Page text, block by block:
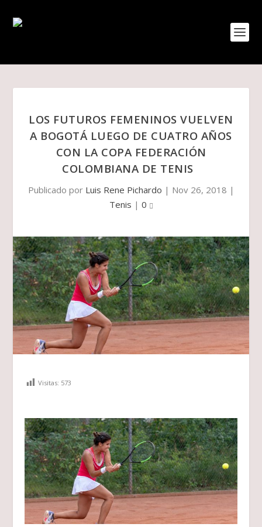
LOS FUTUROS FEMENINOS VUELVEN
A BOGOTÁ LUEGO DE CUATRO AÑOS
CON LA COPA FEDERACIÓN
COLOMBIANA DE TENIS
Publicado por Luis Rene Pichardo | Nov 26, 2018 |
Tenis | 0
Visitas: 573